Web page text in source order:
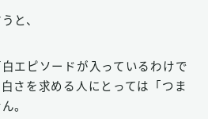
と、
エピソードが入っているわけで
さを求める人にとっては「つま
。